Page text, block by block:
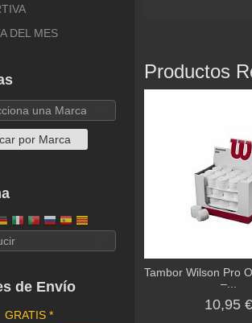
DEL MES
de Envío
GRATIS *
Productos
Tambor Wilson Pro
–...
10,95 €